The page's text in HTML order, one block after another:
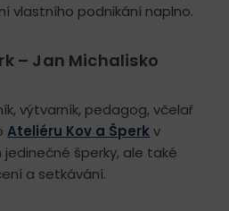
vlastního podnikání naplno.
– Jan Michalisko
výtvarník, pedagog, včelař
Ateliéru Kov a Šperk v
jedinečné šperky, ale také
a setkávání.